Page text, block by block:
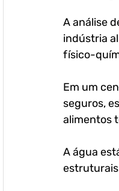
A análise
indústria
físico-
Em um
seguros,
alimentos
A água